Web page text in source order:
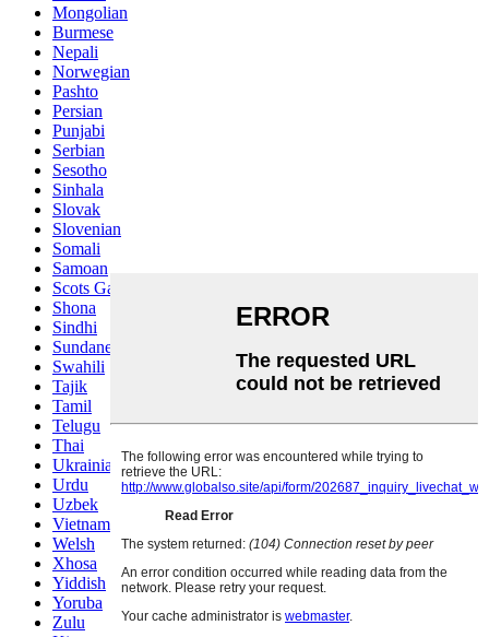
Mongolian
Burmese
Nepali
Norwegian
Pashto
Persian
Punjabi
Serbian
Sesotho
Sinhala
Slovak
Slovenian
Somali
Samoan
Scots Gaelic
Shona
Sindhi
Sundanese
Swahili
Tajik
Tamil
Telugu
Thai
Ukrainian
Urdu
Uzbek
Vietnamese
Welsh
Xhosa
Yiddish
Yoruba
Zulu